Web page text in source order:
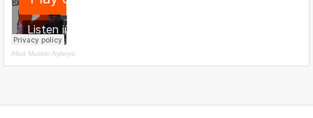
Akut Muskin Aytinyo